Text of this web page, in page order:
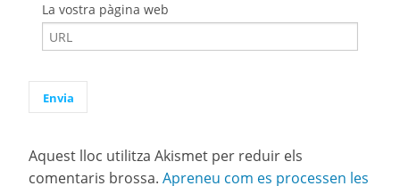
La vostra pàgina web
Aquest lloc utilitza Akismet per reduir els
comentaris brossa. Apreneu com es processen les